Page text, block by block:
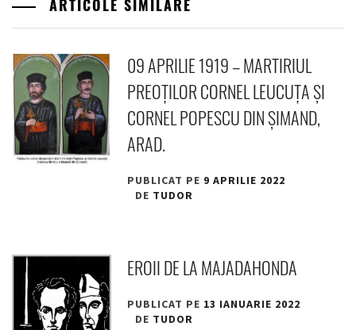
ARTICOLE SIMILARE
09 APRILIE 1919 – MARTIRIUL
PREOȚILOR CORNEL LEUCUȚA ȘI
CORNEL POPESCU DIN ȘIMAND,
ARAD.
PUBLICAT PE 9 APRILIE 2022
DE TUDOR
EROII DE LA MAJADAHONDA
PUBLICAT PE 13 IANUARIE 2022
DE TUDOR